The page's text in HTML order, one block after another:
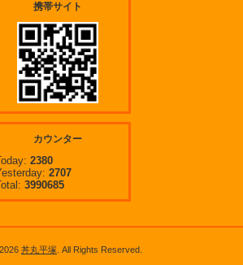
携帯サイト
カウンター
2380
2707
3990685
丼丸平塚 . All Rights Reserved.